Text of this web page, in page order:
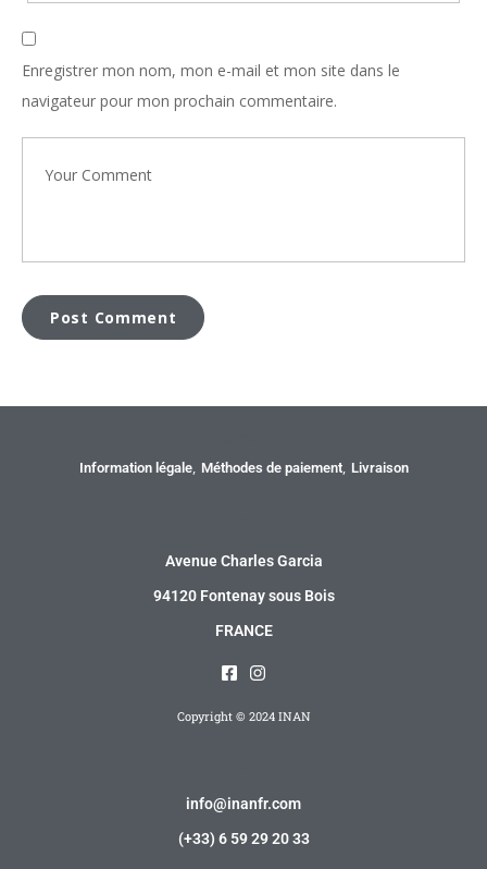
Enregistrer mon nom, mon e-mail et mon site dans le
navigateur pour mon prochain commentaire.
Information légale Méthodes de paiement Livraison
Avenue Charles Garcia
94120 Fontenay sous Bois
FRANCE
Copyright © 2024 INAN
info@inanfr.com
(+33) 6 59 29 20 33